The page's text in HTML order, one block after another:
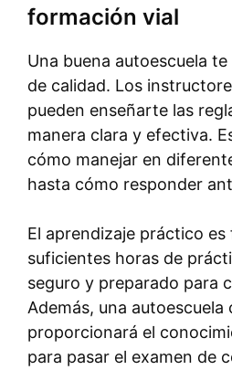
formación vial
Una buena autoescuela
de calidad. Los
pueden enseñarte las
manera clara y efectiva.
cómo manejar en
hasta cómo responder
El aprendizaje práctico
suficientes horas de
seguro y preparado para
Además, una
proporcionará el
para pasar el examen de